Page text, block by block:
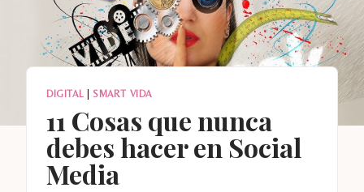
DIGITAL SMART VIDA
11 Cosas que nunca
debes hacer en Social
Media